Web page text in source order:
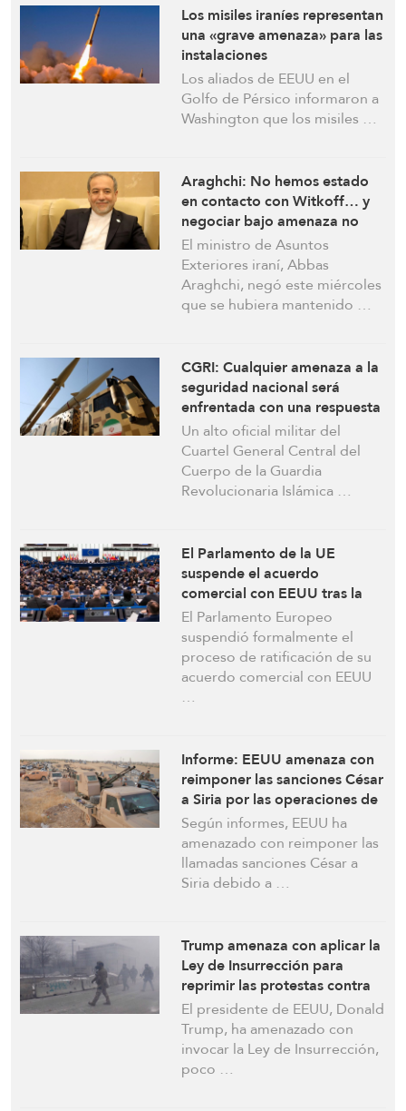
Los misiles iraníes representan
una «grave amenaza» para las
instalaciones
estadounidenses, advierten
los aliados de Washington en
el Golfo Pérsico
Los aliados de EEUU en el
Golfo de Pérsico informaron a
Washington que los misiles …
Araghchi: No hemos estado
en contacto con Witkoff… y
negociar bajo amenaza no
tiene éxito
El ministro de Asuntos
Exteriores iraní, Abbas
Araghchi, negó este miércoles
que se hubiera mantenido …
CGRI: Cualquier amenaza a la
seguridad nacional será
enfrentada con una respuesta
inmediata y decisiva
Un alto oficial militar del
Cuartel General Central del
Cuerpo de la Guardia
Revolucionaria Islámica …
El Parlamento de la UE
suspende el acuerdo
comercial con EEUU tras la
amenaza arancelaria de
Trump
El Parlamento Europeo
suspendió formalmente el
proceso de ratificación de su
acuerdo comercial con EEUU
…
Informe: EEUU amenaza con
reimponer las sanciones César
a Siria por las operaciones de
las FDS
Según informes, EEUU ha
amenazado con reimponer las
llamadas sanciones César a
Siria debido a …
Trump amenaza con aplicar la
Ley de Insurrección para
reprimir las protestas contra
el asesinato de Renee Good
por un agente del ICE
El presidente de EEUU, Donald
Trump, ha amenazado con
invocar la Ley de Insurrección,
poco …